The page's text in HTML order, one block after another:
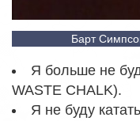
Барт
Я больше не
WASTE CHALK).
Я не буду